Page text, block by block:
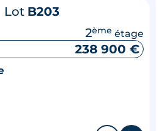
Lot B203
2ème étage
238 900 €